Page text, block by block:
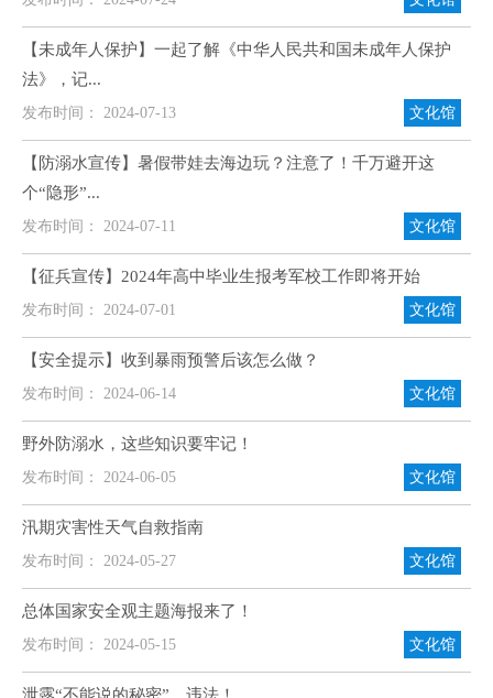
【未成年人保护】一起了解《中华人民共和国未成年人保护
法》，记...
发布时间： 2024-07-13 文化馆
【防溺水宣传】暑假带娃去海边玩？注意了！千万避开这
个“隐形”...
发布时间： 2024-07-11 文化馆
【征兵宣传】2024年高中毕业生报考军校工作即将开始
发布时间： 2024-07-01 文化馆
【安全提示】收到暴雨预警后该怎么做？
发布时间： 2024-06-14 文化馆
野外防溺水，这些知识要牢记！
发布时间： 2024-06-05 文化馆
汛期灾害性天气自救指南
发布时间： 2024-05-27 文化馆
总体国家安全观主题海报来了！
发布时间： 2024-05-15 文化馆